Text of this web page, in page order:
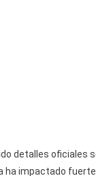
detalles oficiales
ha impactado